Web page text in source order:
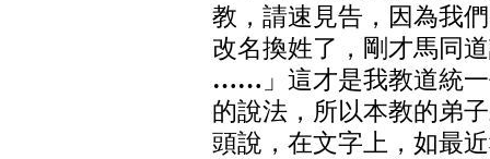
教，請速見告，因為我
改名換姓了，剛才馬同
…… 」這才是我教道統
的說法，所以本教的弟
頭說，在文字上，如最